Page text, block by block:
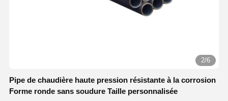
2/6
Pipe de chaudière haute pression résistante à la corrosion
Forme ronde sans soudure Taille personnalisée